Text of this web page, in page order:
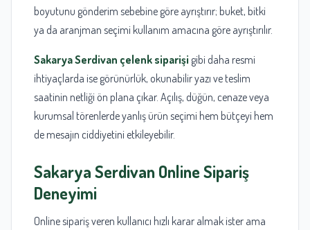
boyutunu gönderim sebebine göre ayrıştırır; buket, bitki
ya da aranjman seçimi kullanım amacına göre ayrıştırılır.
Sakarya Serdivan çelenk siparişi gibi daha resmi
ihtiyaçlarda ise görünürlük, okunabilir yazı ve teslim
saatinin netliği ön plana çıkar. Açılış, düğün, cenaze veya
kurumsal törenlerde yanlış ürün seçimi hem bütçeyi hem
de mesajın ciddiyetini etkileyebilir.
SakaryaSerdivan Online Sipariş
Deneyimi
Online sipariş veren kullanıcı hızlı karar almak ister ama